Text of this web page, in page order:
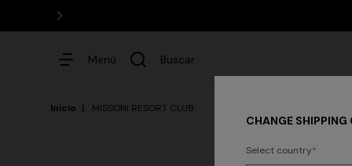
Menú Buscar
Inicio MISSONI RESORT CLUB
CHANGE SHIPPING
Select country